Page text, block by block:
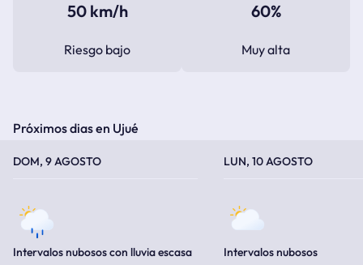
50 km/h
Riesgo bajo
60%
Muy alta
Próximos dias en Ujué
DOM, 9 AGOSTO
Intervalos nubosos con lluvia escasa
LUN, 10 AGOSTO
Intervalos nubosos